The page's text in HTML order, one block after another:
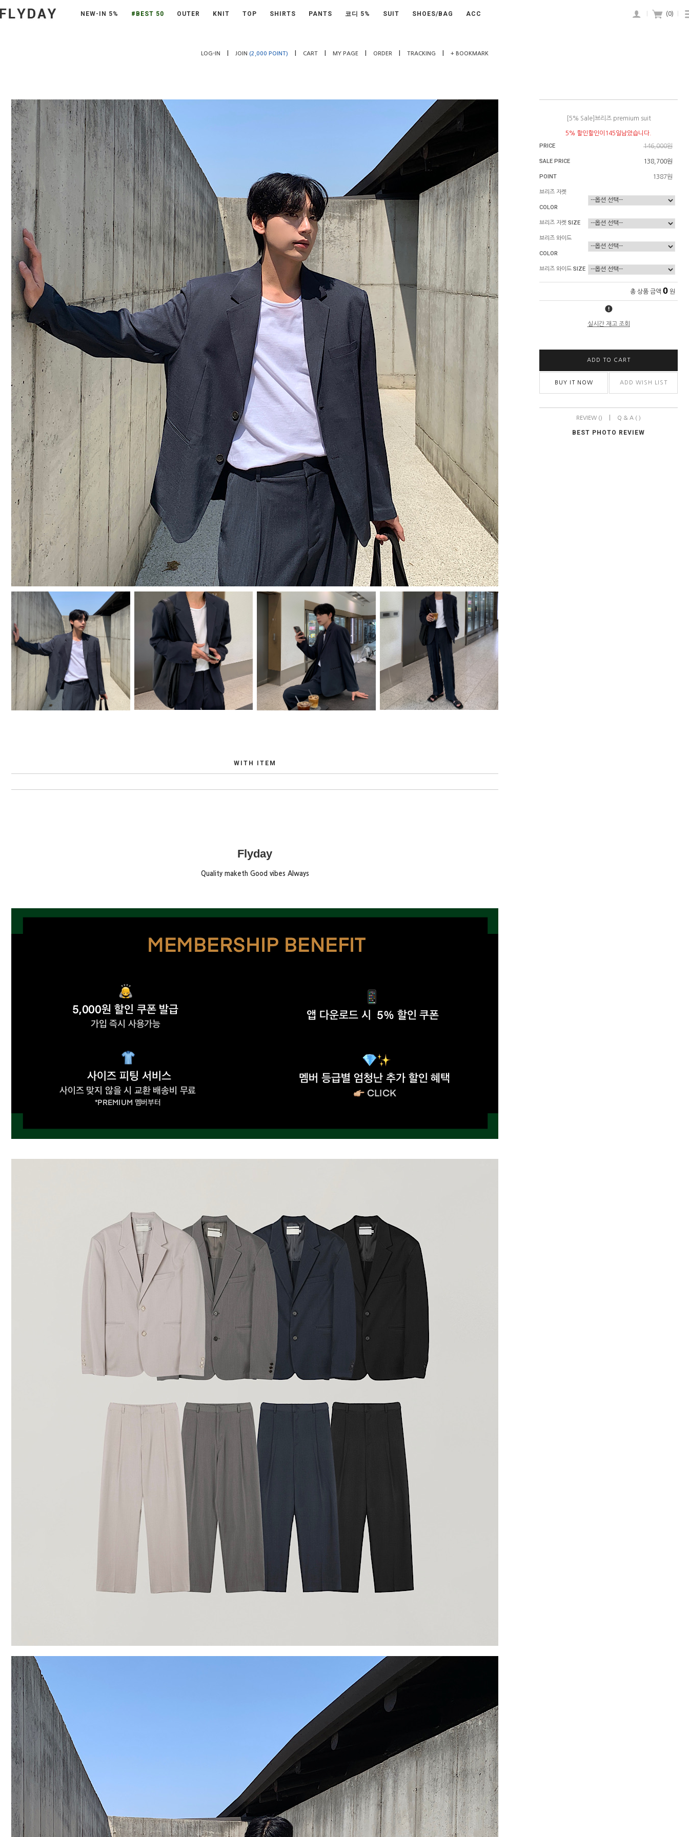
NEW-IN 5% #BEST 50 OUTER KNIT TOP SHIRTS PANTS 코디 5% SUIT SHOES/BAG ACC (0)
LOG-IN JOIN (2,000 POINT) CART MY PAGE ORDER TRACKING + BOOKMARK
WITH ITEM
Flyday
Quality maketh Good vibes Always
[5% Sale]브리즈 premium suit
5% 할인할인이145일남았습니다.
PRICE 146,000원
SALE PRICE 138,700원
POINT 1387원
브리즈 자켓
COLOR
브리즈 자켓 SIZE
브리즈 와이드
COLOR
브리즈 와이드 SIZE
총 상품 금액 0 원
실시간 재고 조회
ADD TO CART
BUY IT NOW ADD WISH LIST
REVIEW () Q & A ( )
BEST PHOTO REVIEW